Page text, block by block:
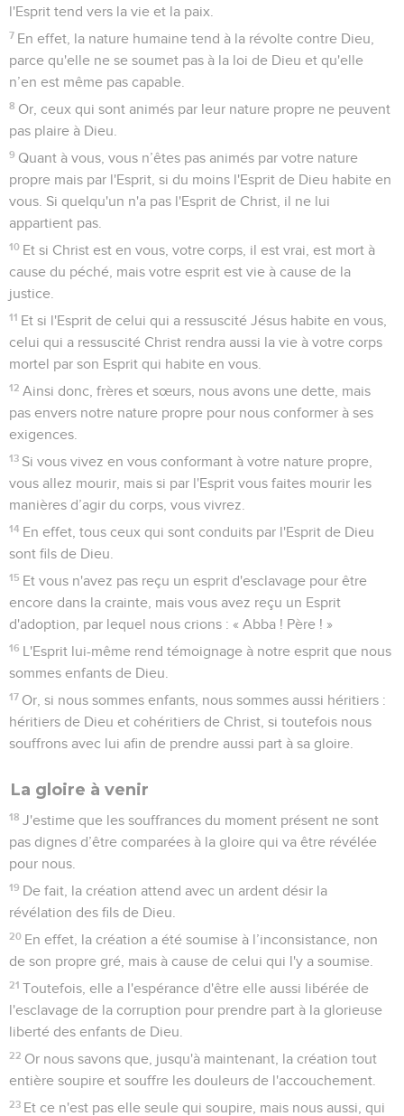
l'Esprit tend vers la vie et la paix.
7 En effet, la nature humaine tend à la révolte contre Dieu,
parce qu'elle ne se soumet pas à la loi de Dieu et qu'elle
n’en est même pas capable.
8 Or, ceux qui sont animés par leur nature propre ne peuvent
pas plaire à Dieu.
9 Quant à vous, vous n’êtes pas animés par votre nature
propre mais par l'Esprit, si du moins l'Esprit de Dieu habite en
vous. Si quelqu'un n'a pas l'Esprit de Christ, il ne lui
appartient pas.
10 Et si Christ est en vous, votre corps, il est vrai, est mort à
cause du péché, mais votre esprit est vie à cause de la
justice.
11 Et si l'Esprit de celui qui a ressuscité Jésus habite en vous,
celui qui a ressuscité Christ rendra aussi la vie à votre corps
mortel par son Esprit qui habite en vous.
12 Ainsi donc, frères et sœurs, nous avons une dette, mais
pas envers notre nature propre pour nous conformer à ses
exigences.
13 Si vous vivez en vous conformant à votre nature propre,
vous allez mourir, mais si par l'Esprit vous faites mourir les
manières d’agir du corps, vous vivrez.
14 En effet, tous ceux qui sont conduits par l'Esprit de Dieu
sont fils de Dieu.
15 Et vous n'avez pas reçu un esprit d'esclavage pour être
encore dans la crainte, mais vous avez reçu un Esprit
d'adoption, par lequel nous crions : « Abba ! Père ! »
16 L'Esprit lui-même rend témoignage à notre esprit que nous
sommes enfants de Dieu.
17 Or, si nous sommes enfants, nous sommes aussi héritiers :
héritiers de Dieu et cohéritiers de Christ, si toutefois nous
souffrons avec lui afin de prendre aussi part à sa gloire.
La gloire à venir
18 J'estime que les souffrances du moment présent ne sont
pas dignes d’être comparées à la gloire qui va être révélée
pour nous.
19 De fait, la création attend avec un ardent désir la
révélation des fils de Dieu.
20 En effet, la création a été soumise à l’inconsistance, non
de son propre gré, mais à cause de celui qui l'y a soumise.
21 Toutefois, elle a l'espérance d'être elle aussi libérée de
l'esclavage de la corruption pour prendre part à la glorieuse
liberté des enfants de Dieu.
22 Or nous savons que, jusqu'à maintenant, la création tout
entière soupire et souffre les douleurs de l'accouchement.
23 Et ce n'est pas elle seule qui soupire, mais nous aussi, qui